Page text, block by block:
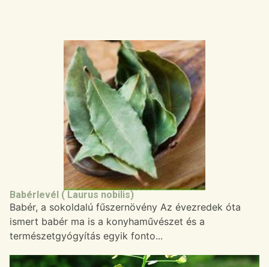
Babérlevél ( Laurus nobilis)
Babér, a sokoldalú fűszernövény Az évezredek óta
ismert babér ma is a konyhaművészet és a
természetgyógyítás egyik fonto...